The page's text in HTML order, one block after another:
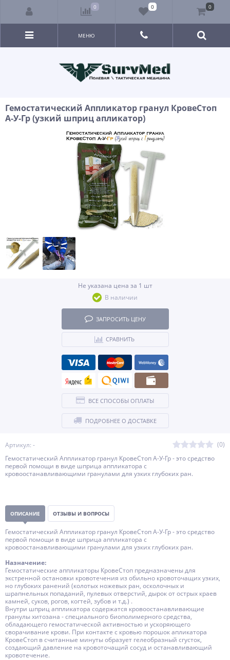
МЕНЮ
Гемостатический Аппликатор гранул КровеСтоп
А-У-Гр (узкий шприц апликатор)
Артикул: -
(0)
Гемостатический Аппликатор гранул КровеСтоп А-У-Гр - это средство
первой помощи в виде шприца аппликатора с
кровоостанавливающими гранулами для узких глубоких ран.
Не указана цена за 1 шт
В наличии
ЗАПРОСИТЬ ЦЕНУ
СРАВНИТЬ
ВСЕ СПОСОБЫ ОПЛАТЫ
ПОДРОБНЕЕ О ДОСТАВКЕ
ОПИСАНИЕ ОТЗЫВЫ И ВОПРОСЫ
Гемостатический Аппликатор гранул КровеСтоп А-У-Гр - это средство
первой помощи в виде шприца аппликатора с
кровоостанавливающими гранулами для узких глубоких ран.
Назначение:
Гемостатические аппликаторы КровеСтоп предназначены для
экстренной остановки кровотечения из обильно кровоточащих узких,
но глубоких ранений (колотых ножевых ран, осколочных и
шрапнельных попаданий, пулевых отверстий, дырок от острых краев
камней, суков, рогов, когтей, зубов и т.д.) .
Внутри шприц аппликатора содержатся кровоостанавливающие
гранулы хитозана - специального биополимерного средства,
обладающего гемостатической активностью и ускоряющего
сворачивание крови. При контакте с кровью порошок апликатора
КровеСтоп в считанные минуты образует гелеобразный сгусток,
создающий давление на кровоточащий сосуд и останавливающий
кровотечение.
0 0 0